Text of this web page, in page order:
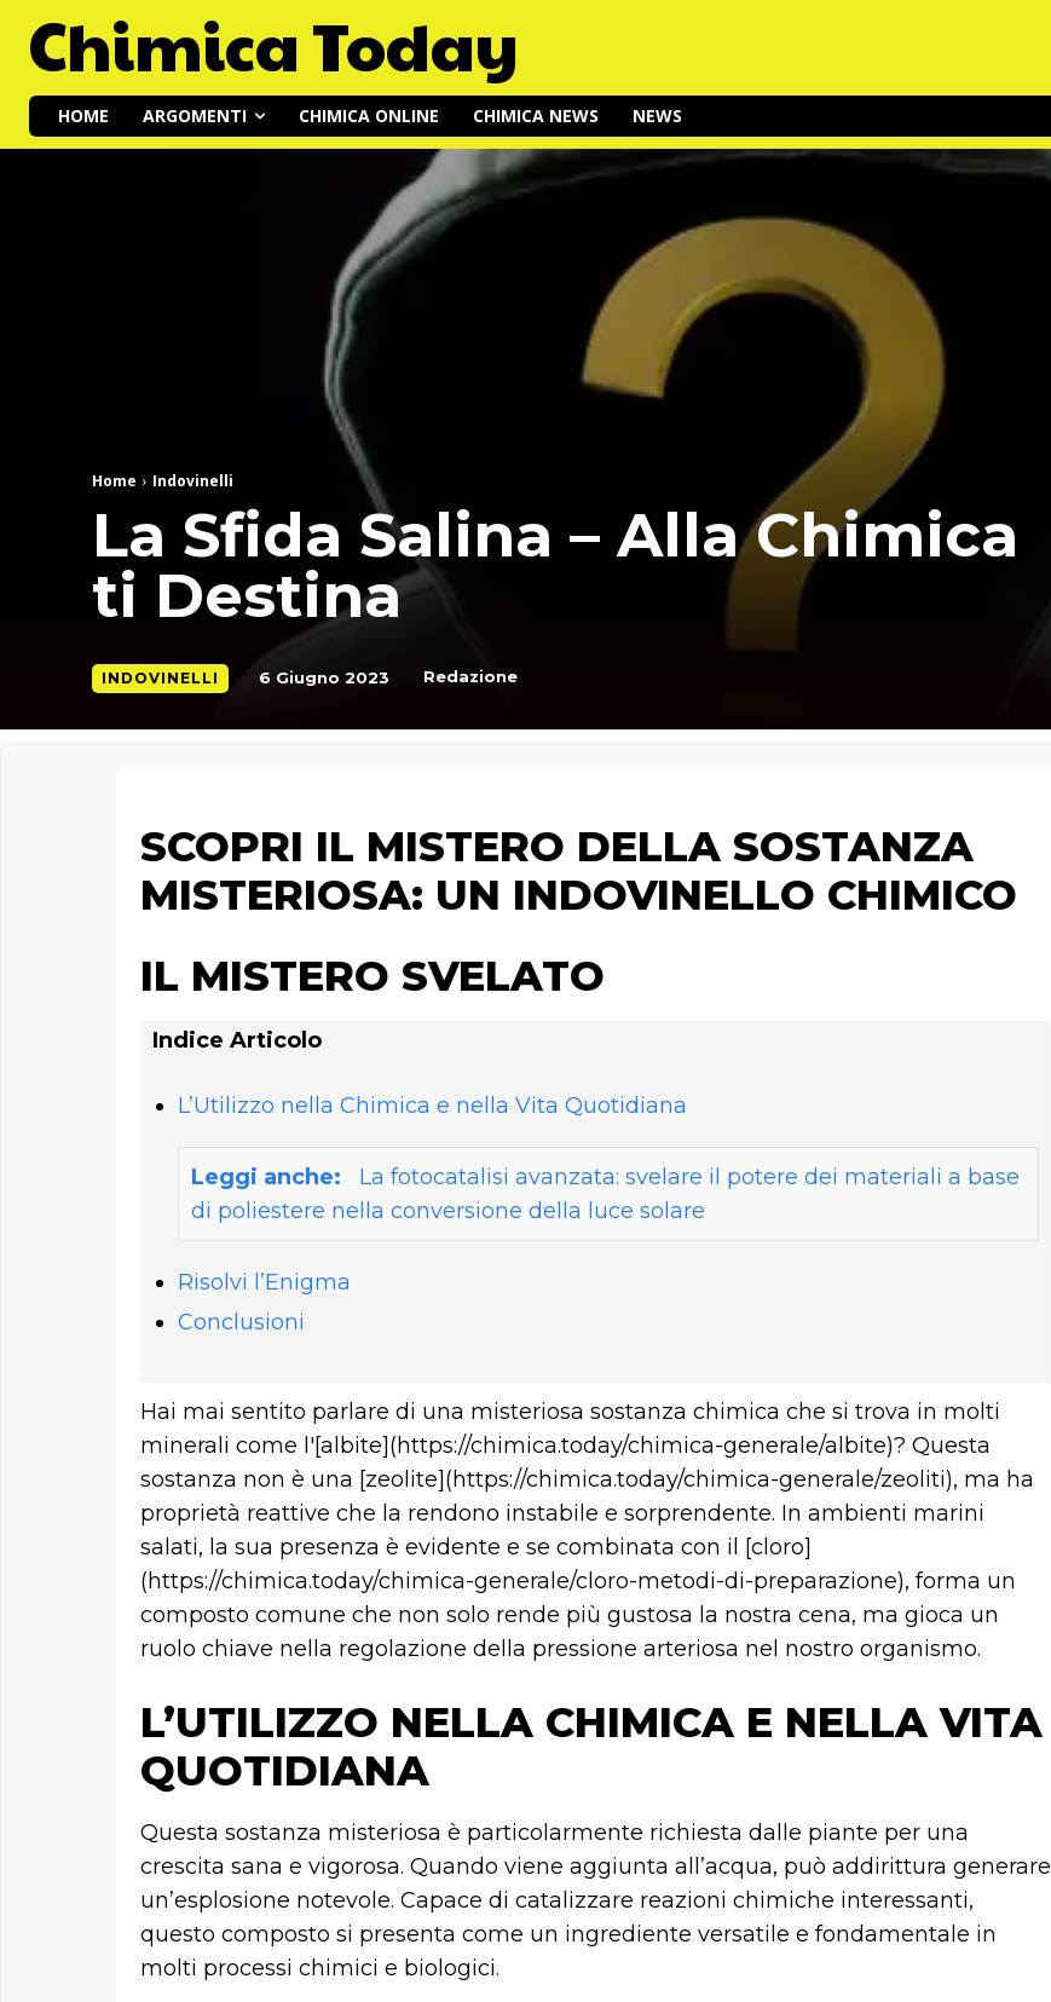
Chimica Today
HOME ARGOMENTI CHIMICA ONLINE CHIMICA NEWS NEWS
Home Indovinelli
La Sfida Salina – Alla Chimica
ti Destina
INDOVINELLI 6 Giugno 2023 Redazione
SCOPRI IL MISTERO DELLA SOSTANZA
MISTERIOSA: UN INDOVINELLO CHIMICO
IL MISTERO SVELATO
Indice Articolo
L’Utilizzo nella Chimica e nella Vita Quotidiana
Leggi anche:
La fotocatalisi avanzata: svelare il potere dei materiali a base
di poliestere nella conversione della luce solare
Risolvi l’Enigma
Conclusioni
Hai mai sentito parlare di una misteriosa sostanza chimica che si trova in molti
minerali come l'[albite](https://chimica.today/chimica-generale/albite)? Questa
sostanza non è una [zeolite](https://chimica.today/chimica-generale/zeoliti), ma ha
proprietà reattive che la rendono instabile e sorprendente. In ambienti marini
salati, la sua presenza è evidente e se combinata con il [cloro]
(https://chimica.today/chimica-generale/cloro-metodi-di-preparazione), forma un
composto comune che non solo rende più gustosa la nostra cena, ma gioca un
ruolo chiave nella regolazione della pressione arteriosa nel nostro organismo.
L’UTILIZZO NELLA CHIMICA E NELLA VITA
QUOTIDIANA
Questa sostanza misteriosa è particolarmente richiesta dalle piante per una
crescita sana e vigorosa. Quando viene aggiunta all’acqua, può addirittura generare
un’esplosione notevole. Capace di catalizzare reazioni chimiche interessanti,
questo composto si presenta come un ingrediente versatile e fondamentale in
molti processi chimici e biologici.